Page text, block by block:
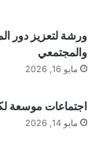
ورشة لتعزيز دور
والمجتمعي
مايو 16, 2026
اجتماعات موسعة
مايو 14, 2026